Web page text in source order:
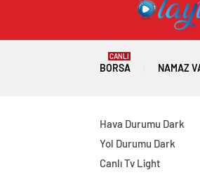
BORSA
CANLI
NAMAZ
Hava Durumu Dark
Yol Durumu Dark
Canlı Tv Light